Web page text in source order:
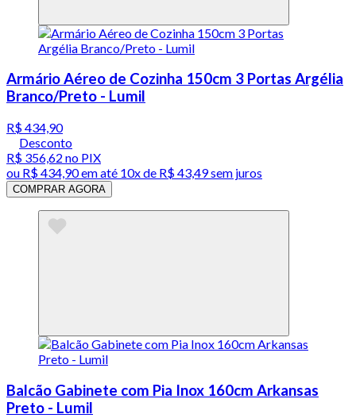
Armário Aéreo de Cozinha 150cm 3 Portas Argélia
Branco/Preto - Lumil
R$ 434,90
Desconto
R$ 356,62 no PIX
ou R$ 434,90em até 10x de R$ 43,49 sem juros
COMPRAR AGORA
Balcão Gabinete com Pia Inox 160cm Arkansas
Preto - Lumil